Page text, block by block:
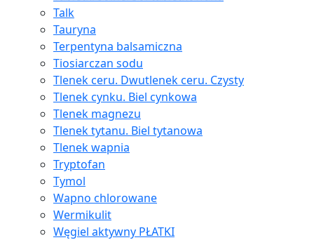
Talk
Tauryna
Terpentyna balsamiczna
Tiosiarczan sodu
Tlenek ceru. Dwutlenek ceru. Czysty
Tlenek cynku. Biel cynkowa
Tlenek magnezu
Tlenek tytanu. Biel tytanowa
Tlenek wapnia
Tryptofan
Tymol
Wapno chlorowane
Wermikulit
Węgiel aktywny PŁATKI